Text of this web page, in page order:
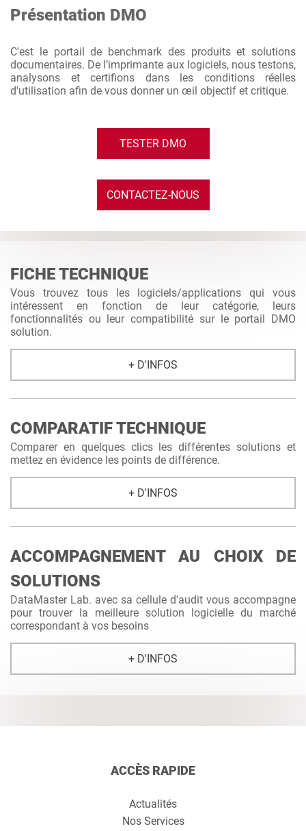
Présentation DMO
C'est le portail de benchmark des produits et solutions
documentaires. De l’imprimante aux logiciels, nous testons,
analysons et certifions dans les conditions réelles
d'utilisation afin de vous donner un œil objectif et critique.
TESTER DMO
CONTACTEZ-NOUS
FICHE TECHNIQUE
Vous trouvez tous les logiciels/applications qui vous
intéressent en fonction de leur catégorie, leurs
fonctionnalités ou leur compatibilité sur le portail DMO
solution.
+ D'INFOS
COMPARATIF TECHNIQUE
Comparer en quelques clics les différentes solutions et
mettez en évidence les points de différence.
+ D'INFOS
ACCOMPAGNEMENT AU CHOIX DE
SOLUTIONS
DataMaster Lab. avec sa cellule d'audit vous accompagne
pour trouver la meilleure solution logicielle du marché
correspondant à vos besoins
+ D'INFOS
ACCÈS RAPIDE
Actualités
Nos Services